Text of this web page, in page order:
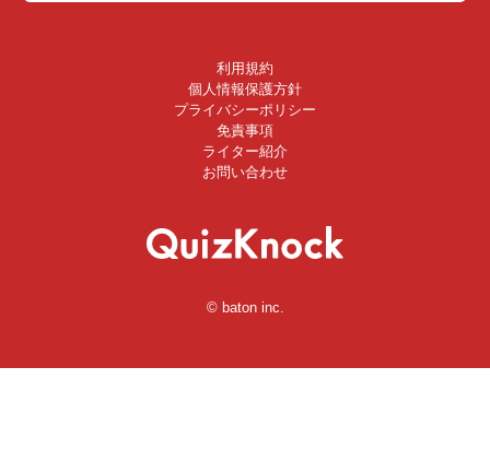
利用規約
個人情報保護方針
プライバシーポリシー
免責事項
ライター紹介
お問い合わせ
© baton inc.